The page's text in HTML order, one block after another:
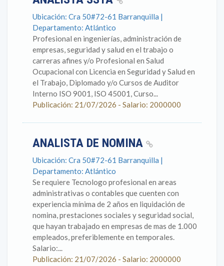
Ubicación: Cra 50#72-61 Barranquilla |
Departamento: Atlántico
Profesional en ingenierías, administración de
empresas, seguridad y salud en el trabajo o
carreras afines y/o Profesional en Salud
Ocupacional con Licencia en Seguridad y Salud en
el Trabajo, Diplomado y/o Cursos de Auditor
Interno ISO 9001, ISO 45001, Curso...
Publicación: 21/07/2026 - Salario: 2000000
ANALISTA DE NOMINA
Ubicación: Cra 50#72-61 Barranquilla |
Departamento: Atlántico
Se requiere Tecnologo profesional en areas
administrativas o contables que cuenten con
experiencia mínima de 2 años en liquidación de
nomina, prestaciones sociales y seguridad social,
que hayan trabajado en empresas de mas de 1.000
empleados, preferiblemente en temporales.
Salario:...
Publicación: 21/07/2026 - Salario: 2000000